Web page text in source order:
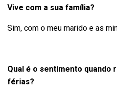
Vive com a sua família?
Sim, com o meu marido e as
Qual é o sentimento quando
férias?